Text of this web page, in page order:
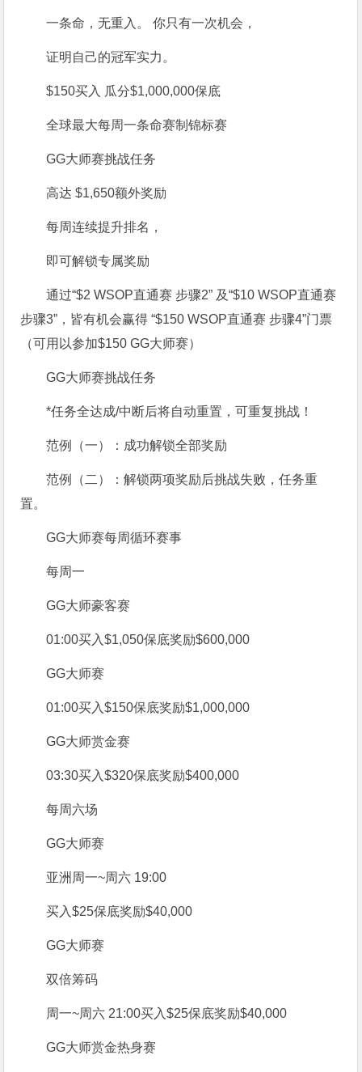
一条命，无重入。 你只有一次机会，
证明自己的冠军实力。
$150买入 瓜分$1,000,000保底
全球最大每周一条命赛制锦标赛
GG大师赛挑战任务
高达$1,650额外奖励
每周连续提升排名，
即可解锁专属奖励
通过“$2 WSOP直通赛 步骤2” 及“$10 WSOP直通赛
步骤3”，皆有机会赢得 “$150 WSOP直通赛 步骤4”门票
（可用以参加$150 GG大师赛）
GG大师赛挑战任务
*任务全达成/中断后将自动重置，可重复挑战！
范例（一）：成功解锁全部奖励
范例（二）：解锁两项奖励后挑战失败，任务重
置。
GG大师赛每周循环赛事
每周一
GG大师豪客赛
01:00买入$1,050保底奖励$600,000
GG大师赛
01:00买入$150保底奖励$1,000,000
GG大师赏金赛
03:30买入$320保底奖励$400,000
每周六场
GG大师赛
亚洲 周一~周六 19:00
买入$25保底奖励$40,000
GG大师赛
双倍筹码
周一~周六 21:00买入$25保底奖励$40,000
GG大师赏金热身赛